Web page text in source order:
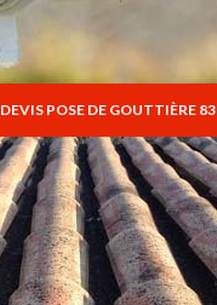
DEVIS POSE DE GOUTTIÈRE 83